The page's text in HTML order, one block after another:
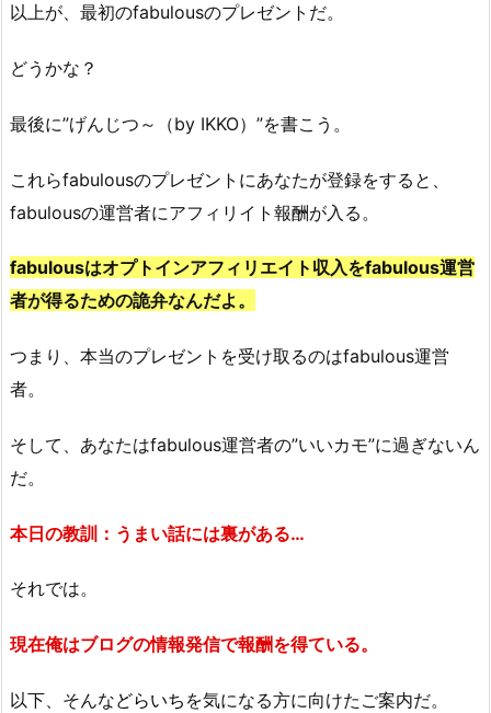
以上が、最初のfabulousのプレゼントだ。
どうかな？
最後に”げんじつ～（by IKKO）”を書こう。
これらfabulousのプレゼントにあなたが登録をすると、
fabulousの運営者にアフィリイト報酬が入る。
fabulousはオプトインアフィリエイト収入をfabulous運営
者が得るための詭弁なんだよ。
つまり、本当のプレゼントを受け取るのはfabulous運営
者。
そして、あなたはfabulous運営者の”いいカモ”に過ぎないん
だ。
本日の教訓：うまい話には裏がある…
それでは。
現在俺はブログの情報発信で報酬を得ている。
以下、そんなどらいち を気になる方に向けたご案内だ。